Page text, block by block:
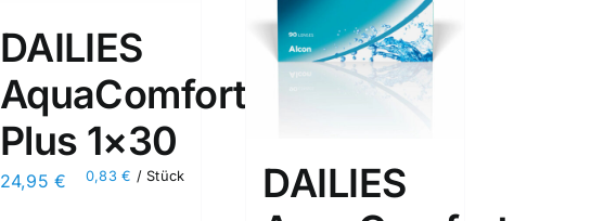
DAILIES
AquaComfort
Plus 1×30
24,95€ 0,83€ /Stück
DAILIES